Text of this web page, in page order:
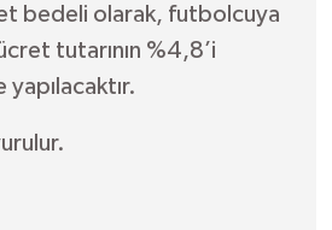
bedeli olarak, futbolcuya
tutarının %4,8’i